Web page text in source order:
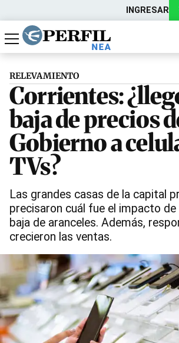
INGRESAR
Política
Economía
Actualidad
RELEVAMIENTO
Corrientes:
baja de precios
Gobierno a
TVs?
Las grandes casas de la capital
precisaron cuál fue el impacto de
baja de aranceles. Además,
crecieron las ventas.